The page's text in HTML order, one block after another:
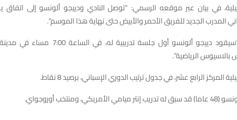
في بيان عبر موقعه الرسمي: “توصل النادي ودييجو ألونسو إلى
المدرب الجديد للفريق الأحمر والأبيض حتى نهاية هذا الموسم”.
وأضاف: “سيقود دييجو ألونسو أول جلسة
الرياضية”.
المركز الرابع عشر، في جدول ترتيب الدوري الإسباني، برصيد 8 نقاط.
ومنتخب أوروجواي.